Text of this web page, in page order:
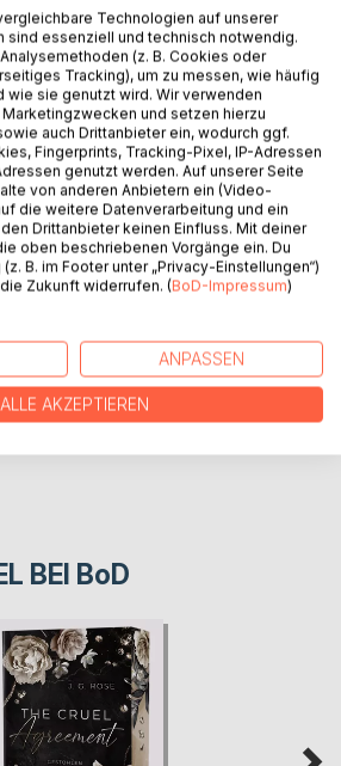
am Ende einer Welt
und von berührender Intensität.
von stiller Kraft und berührender
BEI BoD
Technologien auf unserer
sind essenziell und technisch notwendig.
(z. B. Cookies oder
Tracking), um zu messen, wie häufig
wie sie genutzt wird. Wir verwenden
und setzen hierzu
auch Drittanbieter ein, wodurch ggf.
Fingerprints, Tracking-Pixel, IP-Adressen
genutzt werden. Auf unserer Seite
von anderen Anbietern ein (Video-
die weitere Datenverarbeitung und ein
Drittanbieter keinen Einfluss. Mit deiner
oben beschriebenen Vorgänge ein. Du
B. im Footer unter „Privacy-Einstellungen“)
Zukunft widerrufen. (BoD-Impressum)
ANPASSEN
ALLE AKZEPTIEREN